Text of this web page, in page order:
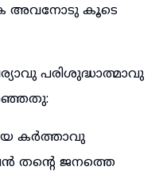
അവനോടു കൂടെ
പരിശുദ്ധാത്മാവു
കർത്താവു
തന്റെ ജനത്തെ